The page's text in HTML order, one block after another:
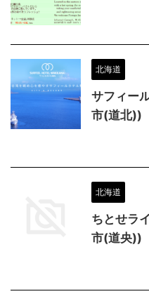
北海道
サフィー
市(道北))
北海道
ちとせラ
市(道央))